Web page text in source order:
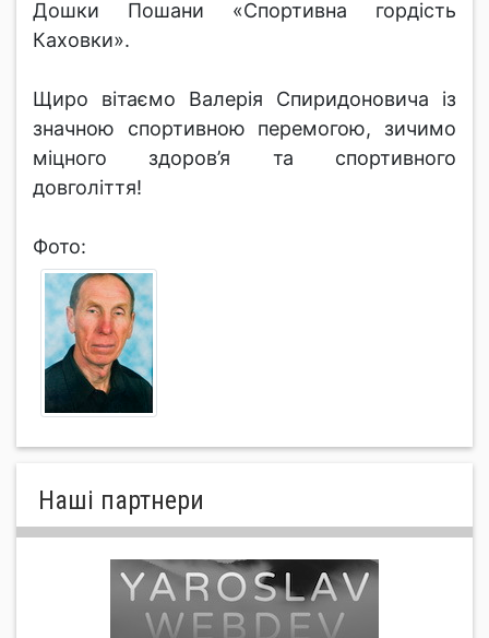
Дошки Пошани «Спортивна гордість
Каховки».
Щиро вітаємо Валерія Спиридоновича із
значною спортивною перемогою, зичимо
міцного здоров’я та спортивного
довголіття!
Фото:
Нашi партнери